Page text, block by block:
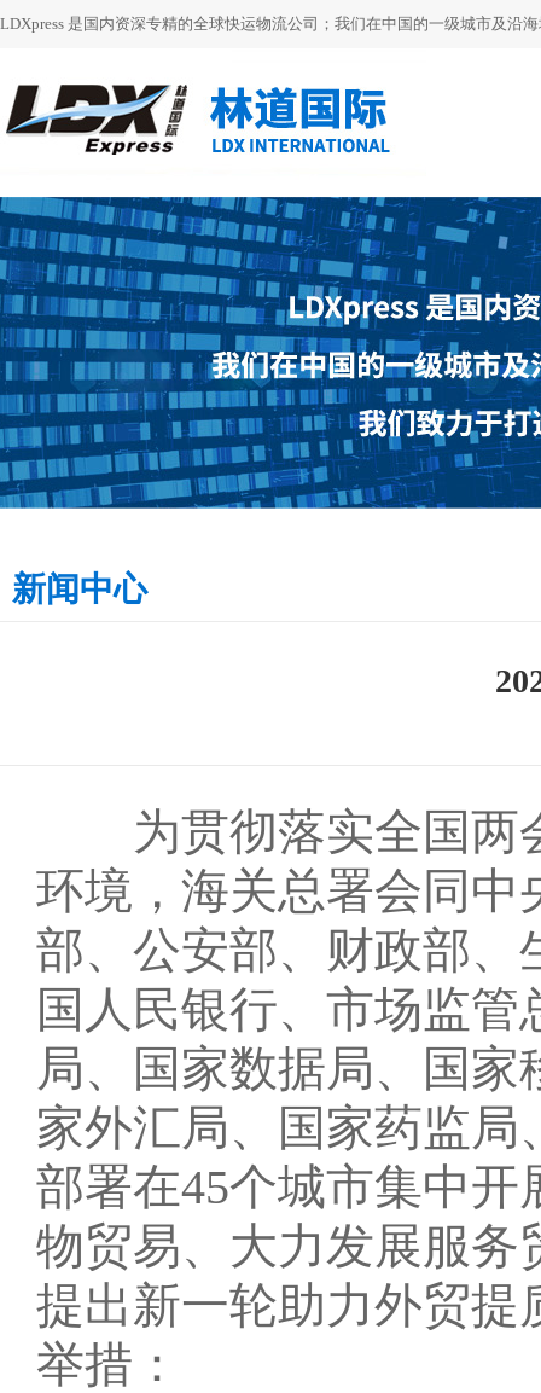
LDXpress 是国内资深专精的全球快运物流公司；我们在中国的一级城市及沿
新闻中心
为贯彻落实全国两会
环境，海关总署会同中
部、公安部、财政部、
国人民银行、市场监
局、国家数据局、国
家外汇局、国家药监
部署在45个城市集中开
物贸易、大力发展服务
提出新一轮助力外贸提
举措：